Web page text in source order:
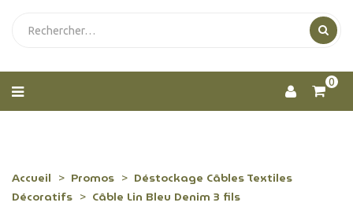
0
Accueil Promos
Déstockage Câbles Textiles
Décoratifs
Câble Lin Bleu Denim 3 fils